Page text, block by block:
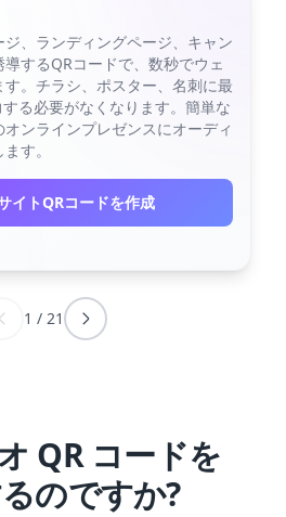
、ランディングページ、キャン
するQRコードで、数秒でウェ
。チラシ、ポスター、名刺に最
る必要がなくなります。簡単な
ンラインプレゼンスにオーディ
す。
イトQRコードを作成
1 / 21
QR コードを
のですか?